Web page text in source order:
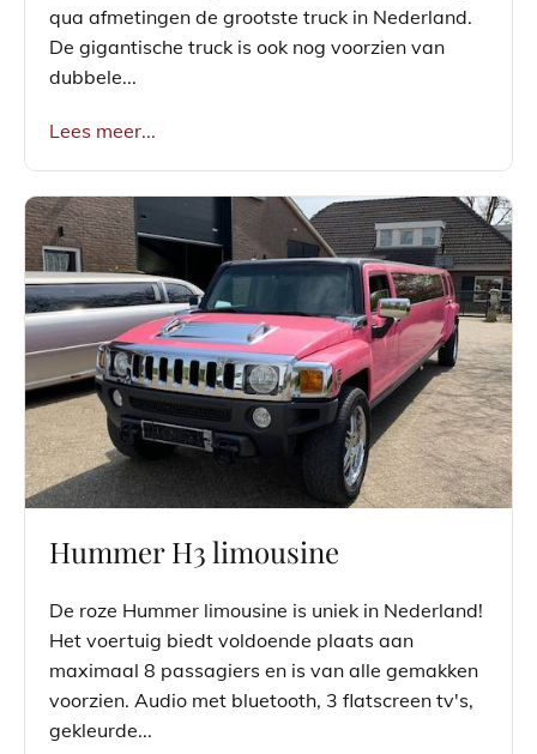
qua afmetingen de grootste truck in Nederland.
De gigantische truck is ook nog voorzien van
dubbele...
Lees meer...
Hummer H3 limousine
De roze Hummer limousine is uniek in Nederland!
Het voertuig biedt voldoende plaats aan
maximaal 8 passagiers en is van alle gemakken
voorzien. Audio met bluetooth, 3 flatscreen tv's,
gekleurde...